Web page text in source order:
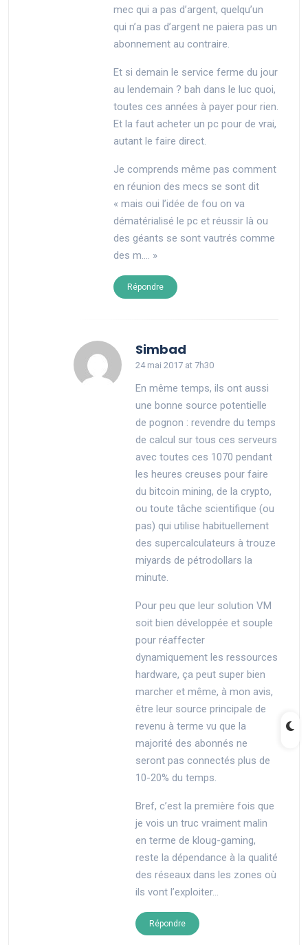
mec qui a pas d’argent, quelqu’un
qui n’a pas d’argent ne paiera pas un
abonnement au contraire.
Et si demain le service ferme du jour
au lendemain ? bah dans le luc quoi,
toutes ces années à payer pour rien.
Et la faut acheter un pc pour de vrai,
autant le faire direct.
Je comprends même pas comment
en réunion des mecs se sont dit
« mais oui l’idée de fou on va
dématérialisé le pc et réussir là ou
des géants se sont vautrés comme
des m…. »
Répondre
Simbad
24 mai 2017 at 7h30
En même temps, ils ont aussi
une bonne source potentielle
de pognon : revendre du temps
de calcul sur tous ces serveurs
avec toutes ces 1070 pendant
les heures creuses pour faire
du bitcoin mining, de la crypto,
ou toute tâche scientifique (ou
pas) qui utilise habituellement
des supercalculateurs à trouze
miyards de pétrodollars la
minute.
Pour peu que leur solution VM
soit bien développée et souple
pour réaffecter
dynamiquement les ressources
hardware, ça peut super bien
marcher et même, à mon avis,
être leur source principale de
revenu à terme vu que la
majorité des abonnés ne
seront pas connectés plus de
10-20% du temps.
Bref, c’est la première fois que
je vois un truc vraiment malin
en terme de kloug-gaming,
reste la dépendance à la qualité
des réseaux dans les zones où
ils vont l’exploiter…
Répondre